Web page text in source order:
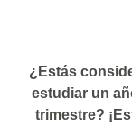
¿Estás
estudiar un
trimestre?